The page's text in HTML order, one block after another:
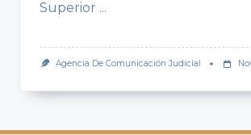
Superior ...
Agencia De Comunicación Judicial